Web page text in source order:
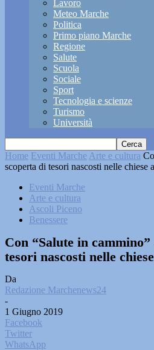
Lavoro
Meteo Marche
Politica
Primo piano Marche
Regione
Salute
Scuola
Sociale
Sport
Tecnologia e scienze
Turismo
Università
Home Eventi Marche Arte e cultura
scoperta di tesori nascosti nelle chiese
Eventi Marche
Arte e cultura
Ascoli Piceno
Benessere
Con “Salute in
tesori nascosti nelle
Da
Redazione Marchenews24
-
1 Giugno 2019
Facebook
Twitter
WhatsApp